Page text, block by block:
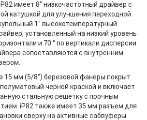
имеет 8" низкочастотный драйвер с
катушкой для улучшения переходной
1" высокотемпературный
установленный на низкий уровень
и 70 ° по вертикали дисперсии
сопоставляются с внутренним
15 мм (5/8") березовой фанеры покрыт
черной краской и включает
стальную решетку с прочным
iP82 также имеет 35 мм разъем для
сверху на активные сабвуферы